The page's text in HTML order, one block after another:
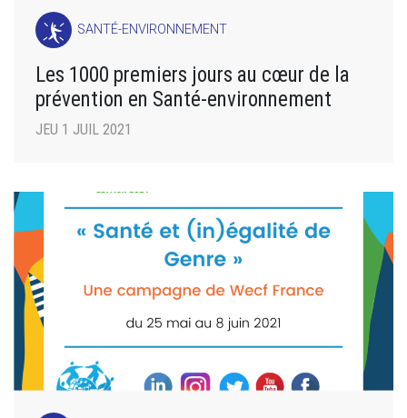
SANTÉ-ENVIRONNEMENT
Les 1000 premiers jours au cœur de la
prévention en Santé-environnement
JEU 1 JUIL 2021